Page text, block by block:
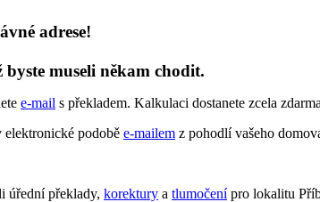
adrese!
museli někam chodit.
e-mail s překladem. Kalkulaci dostanete zcela
elektronické podobě e-mailem z pohodlí vašeho
úřední překlady, korektury a tlumočenípro lokalitu